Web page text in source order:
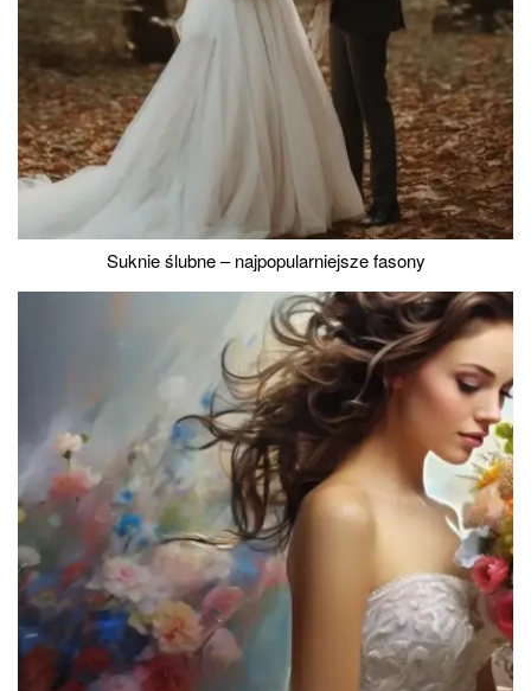
Suknie ślubne – najpopularniejsze fasony